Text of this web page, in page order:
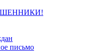
письмо